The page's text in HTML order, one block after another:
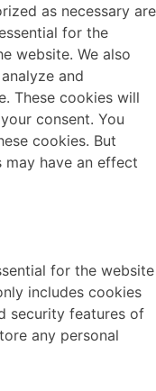
as necessary are
for the
website. We also
and
These cookies will
consent. You
cookies. But
have an effect
for the website
includes cookies
security features of
any personal